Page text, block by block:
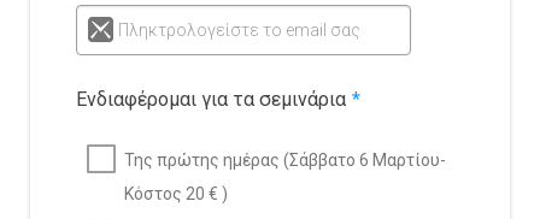
Πληκτρολογείστε το email σας
Ενδιαφέρομαι για τα σεμινάρια *
Της πρώτης ημέρας (Σάββατο 6 Μαρτίου-
Κόστος 20 € )